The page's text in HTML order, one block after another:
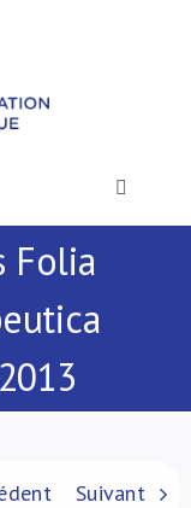
Toggle
Folia
Suivant